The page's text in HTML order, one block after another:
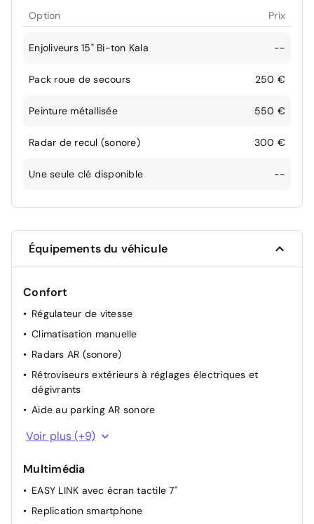
Option Prix
Enjoliveurs 15" Bi-ton Kala --
Pack roue de secours 250 €
Peinture métallisée 550 €
Radar de recul (sonore) 300 €
Une seule clé disponible --
Équipements du véhicule
Confort
Régulateur de vitesse
Climatisation manuelle
Radars AR (sonore)
Rétroviseurs extérieurs à réglages électriques et
dégivrants
Aide au parking AR sonore
Mode ECO
Siège conducteur réglable en hauteur
Lève-vitres électriques et impulsionnels à l’avant
Lève-vitres AR manuels
Voir plus (+9)
Multimédia
EASY LINK avec écran tactile 7"
Replication smartphone